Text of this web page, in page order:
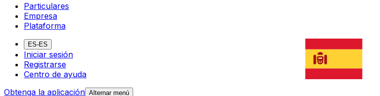
Particulares
Empresa
Plataforma
ES-ES
Iniciar sesión
Registrarse
Centro de ayuda
Obtenga la aplicación Alternar menú